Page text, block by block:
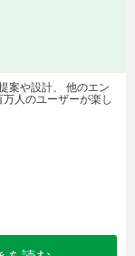
案や設計、 他のエン
人のユーザーが楽し